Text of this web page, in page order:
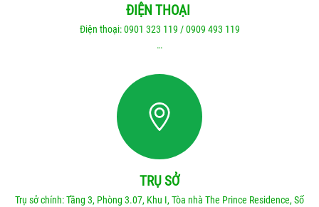
ĐIỆN THOẠI
Điện thoại:0901 323 119 /0909 493 119
…
TRỤ SỞ
Trụ sở chính: Tầng 3, Phòng 3.07, Khu I, Tòa nhà The Prince Residence, Số